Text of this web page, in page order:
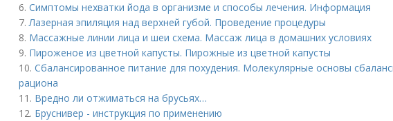
6. Симптомы нехватки йода в организме и способы лечения. Информация
7.Лазерная эпиляция над верхней губой. Проведение процедуры
8. Массажные линии лица и шеи схема. Массаж лица в домашних условиях
9. Пироженое из цветной капусты. Пирожные из цветной капусты
10. Сбалансированное питание для похудения. Молекулярные основы
рациона
11. Вредно ли отжиматься на брусьях…
12. Бруснивер - инструкция по применению